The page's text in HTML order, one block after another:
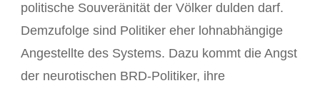
politische Souveränität der Völker dulden darf.
Demzufolge sind Politiker eher lohnabhängige
Angestellte des Systems. Dazu kommt die Angst
der neurotischen BRD-Politiker, ihre